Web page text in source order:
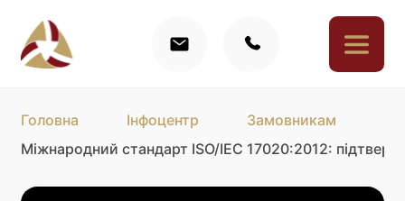
Головна Інфоцентр
Замовникам
Міжнародний стандарт ISO/IEC 17020:2012: